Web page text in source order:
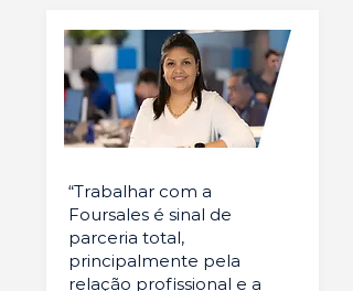
“Trabalhar com a
Foursales é sinal de
parceria total,
principalmente pela
relação profissional e a